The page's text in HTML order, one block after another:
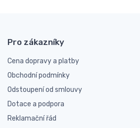
Pro zákazníky
Cena dopravy a platby
Obchodní podmínky
Odstoupení od smlouvy
Dotace a podpora
Reklamační řád